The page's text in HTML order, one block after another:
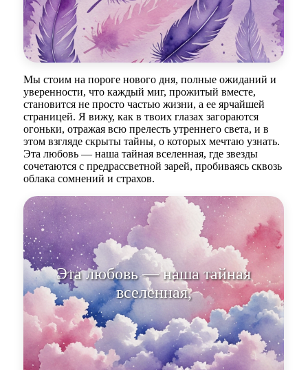
Мы стоим на пороге нового дня, полные ожиданий и
уверенности, что каждый миг, прожитый вместе,
становится не просто частью жизни, а ее ярчайшей
страницей. Я вижу, как в твоих глазах загораются
огоньки, отражая всю прелесть утреннего света, и в
этом взгляде скрыты тайны, о которых мечтаю узнать.
Эта любовь — наша тайная вселенная, где звезды
сочетаются с предрассветной зарей, пробиваясь сквозь
облака сомнений и страхов.
Эта любовь — наша тайная
вселенная, где звезды
сочетаются с предра